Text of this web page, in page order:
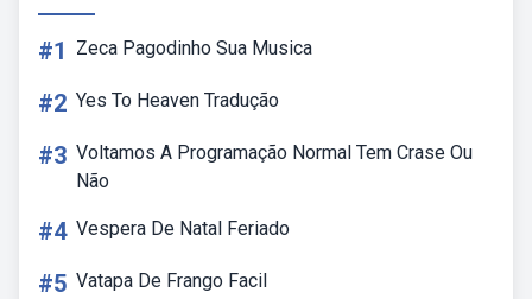
#1 Zeca Pagodinho Sua Musica
#2 Yes To Heaven Tradução
#3 Voltamos A Programação Normal Tem Crase Ou
Não
#4 Vespera De Natal Feriado
#5 Vatapa De Frango Facil